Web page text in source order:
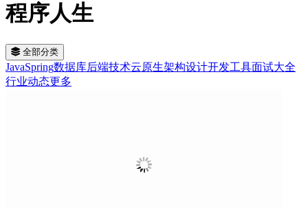
程序人生
全部分类
JavaSpring数据库后端技术云原生架构设计开发工具面试大全
行业动态更多